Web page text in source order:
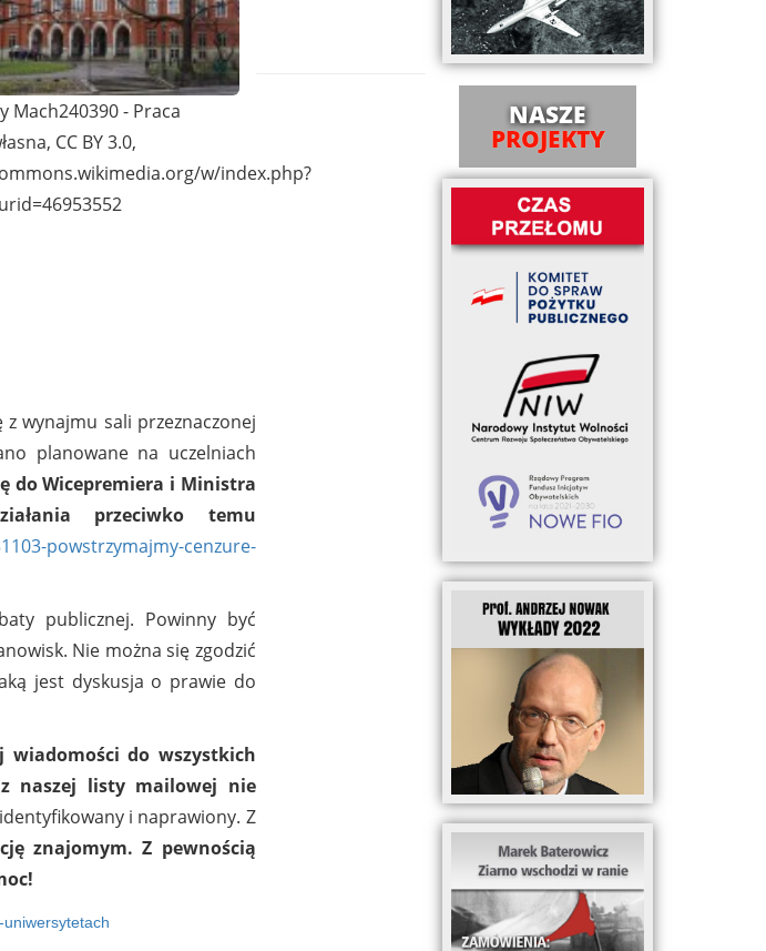
Mach240390 - Praca
CC BY 3.0,
w/index.php?
wynajmu sali przeznaczonej
planowane na uczelniach
do Wicepremiera i Ministra
przeciwko temu
powstrzymajmy-cenzure-
publicznej. Powinny być
Nie można się zgodzić
jest dyskusja o prawie do
wiadomości do wszystkich
naszej listy mailowej nie
i naprawiony. Z
znajomym. Z pewnością
NASZE
PROJEKTY